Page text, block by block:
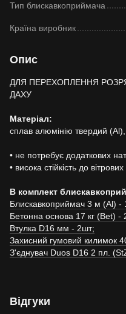
Тип блискавкоприймача
Країна виробник
Опис
ДЛЯ ПЕРЕХОПЛЕННЯ
ДАХУ
Матеріал:
сплав алюмінію твердий
• не потребує додаткових
• висока стійкість до
В комплект
Блискавкоприймач 3 м (Al) -
Бетонна основа 17 кг (Bet) -
Втулка D16 мм - 2шт;
Захисний гумовий килимок
З'єднувач Duos D16 2 пл.
Відгуки